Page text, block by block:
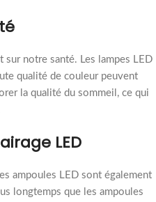
sur notre santé. Les lampes LED
qualité de couleur peuvent
la qualité du sommeil, ce qui
LED
ampoules LED sont également
longtemps que les ampoules